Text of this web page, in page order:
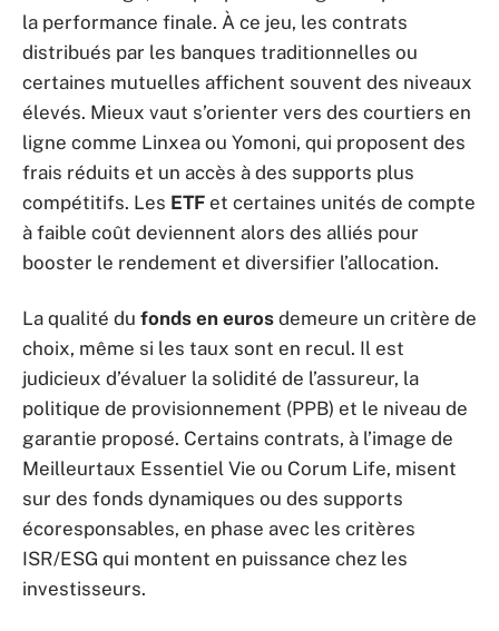
la performance finale. À ce jeu, les contrats
distribués par les banques traditionnelles ou
certaines mutuelles affichent souvent des niveaux
élevés. Mieux vaut s’orienter vers des courtiers en
ligne comme Linxea ou Yomoni, qui proposent des
frais réduits et un accès à des supports plus
compétitifs. Les ETF et certaines unités de compte
à faible coût deviennent alors des alliés pour
booster le rendement et diversifier l’allocation.
La qualité du fonds en euros demeure un critère de
choix, même si les taux sont en recul. Il est
judicieux d’évaluer la solidité de l’assureur, la
politique de provisionnement (PPB) et le niveau de
garantie proposé. Certains contrats, à l’image de
Meilleurtaux Essentiel Vie ou Corum Life, misent
sur des fonds dynamiques ou des supports
écoresponsables, en phase avec les critères
ISR/ESG qui montent en puissance chez les
investisseurs.